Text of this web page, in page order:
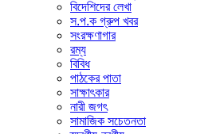
বিদেশিদের লেখা
স.প.ক গ্রুপ খবর
সংরক্ষণাগার
রম্য
বিবিধ
পাঠকের পাতা
সাক্ষাৎকার
নারী জগৎ
সামাজিক সচেতনতা